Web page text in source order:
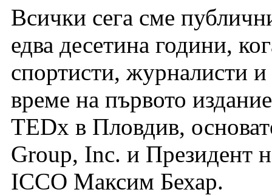
Всички сега сме
едва десетина години,
спортисти, журналисти
време на първото
TEDx в Пловдив,
Group, Inc. и Президент
ICCO Максим Бехар.